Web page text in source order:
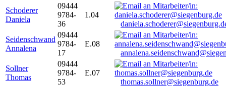
Schoderer
Daniela
09444
9784-
36
1.04
Seidenschwand
Annalena
09444
9784-
17
E.08
Sollner
Thomas
09444
9784-
53
E.07
thomas.sollner@siegenburg.de